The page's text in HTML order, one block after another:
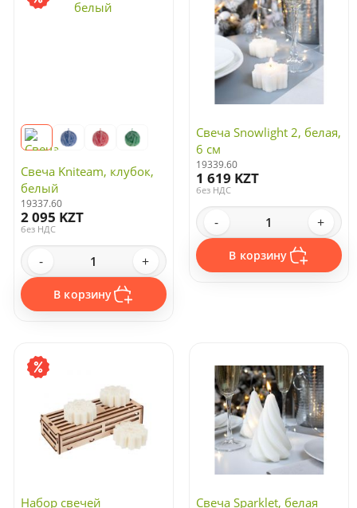
Свеча Kniteam, клубок,
белый
19337.60
2 095 KZT
без НДС
- +
В корзину
Свеча Snowlight 2, белая,
6 см
19339.60
1 619 KZT
без НДС
- +
В корзину
Набор свечей
Свеча Sparklet, белая